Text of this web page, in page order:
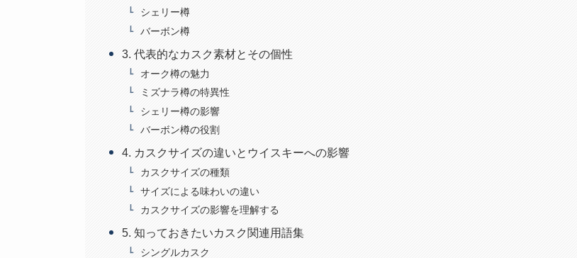
シェリー樽
バーボン樽
3. 代表的なカスク素材とその個性
オーク樽の魅力
ミズナラ樽の特異性
シェリー樽の影響
バーボン樽の役割
4. カスクサイズの違いとウイスキーへの影響
カスクサイズの種類
サイズによる味わいの違い
カスクサイズの影響を理解する
5. 知っておきたいカスク関連用語集
シングルカスク